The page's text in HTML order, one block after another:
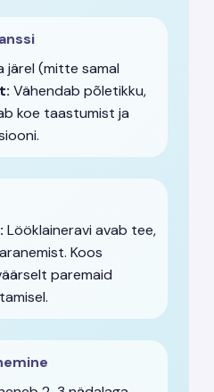
järel (mitte samal
Vähendab põletikku,
koe taastumist ja
Lööklaineravi avab tee,
Koos
paremaid